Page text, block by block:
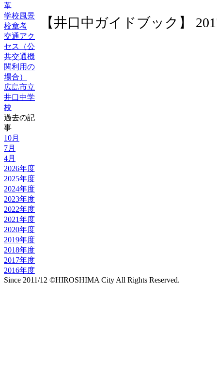
革
学校風景
校章考
交通アク
セス（公
共交通機
関利用の
場合）
広島市立
井口中学
校
過去の記
事
10月
7月
4月
2026年度
2025年度
2024年度
2023年度
2022年度
2021年度
2020年度
2019年度
2018年度
2017年度
2016年度
【井口中ガイドブック】
Since 2011/12 ©HIROSHIMA City All Rights Reserved.